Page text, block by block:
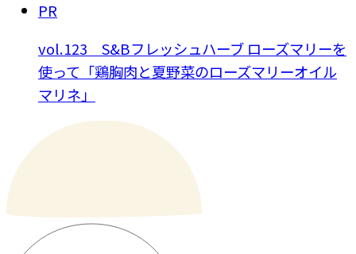
PR
vol.123 S&Bフレッシュハーブ ローズマリーを
使って「鶏胸肉と夏野菜のローズマリーオイル
マリネ」